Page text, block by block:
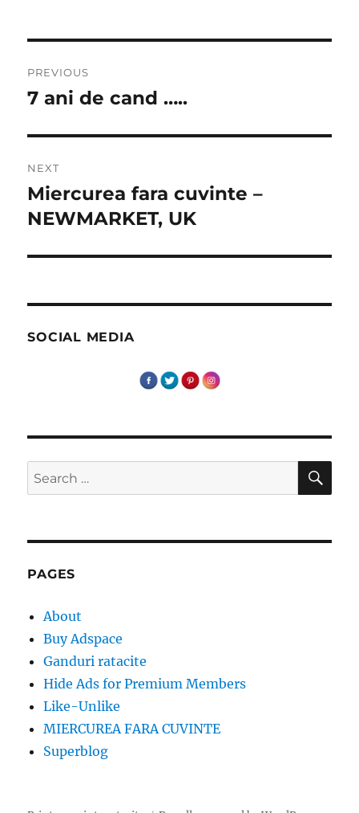
navigation
PREVIOUS
Previous
7 ani de cand …..
NEXT
Next
post:
Miercurea fara cuvinte –
NEWMARKET, UK
SOCIAL MEDIA
Search
for:
PAGES
About
Buy Adspace
Ganduri ratacite
Hide Ads for Premium Members
Like-Unlike
MIERCUREA FARA CUVINTE
Superblog